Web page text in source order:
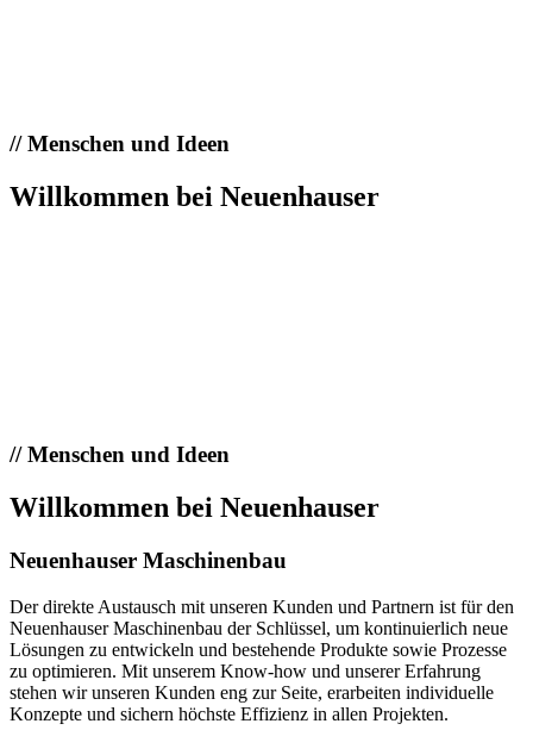
//Menschen und Ideen
Willkommen bei Neuenhauser
//Menschen und Ideen
Willkommen bei Neuenhauser
Neuenhauser Maschinenbau
Der direkte Austausch mit unseren Kunden und Partnern ist für den
Neuenhauser Maschinenbau der Schlüssel, um kontinuierlich neue
Lösungen zu entwickeln und bestehende Produkte sowie Prozesse
zu optimieren. Mit unserem Know-how und unserer Erfahrung
stehen wir unseren Kunden eng zur Seite, erarbeiten individuelle
Konzepte und sichern höchste Effizienz in allen Projekten.